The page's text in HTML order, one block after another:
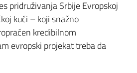
pridruživanja Srbije Evropskoj
kući – koji snažno
kredibilnom
evropski projekat treba da